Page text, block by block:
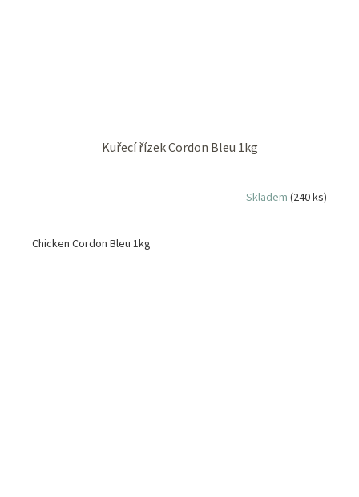
Kuřecí řízek Cordon Bleu 1kg
Skladem (240 ks)
Chicken Cordon Bleu 1kg